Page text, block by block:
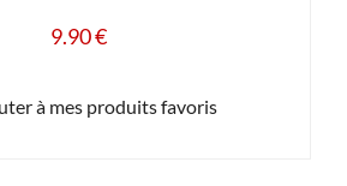
9.90€
à mes produits favoris